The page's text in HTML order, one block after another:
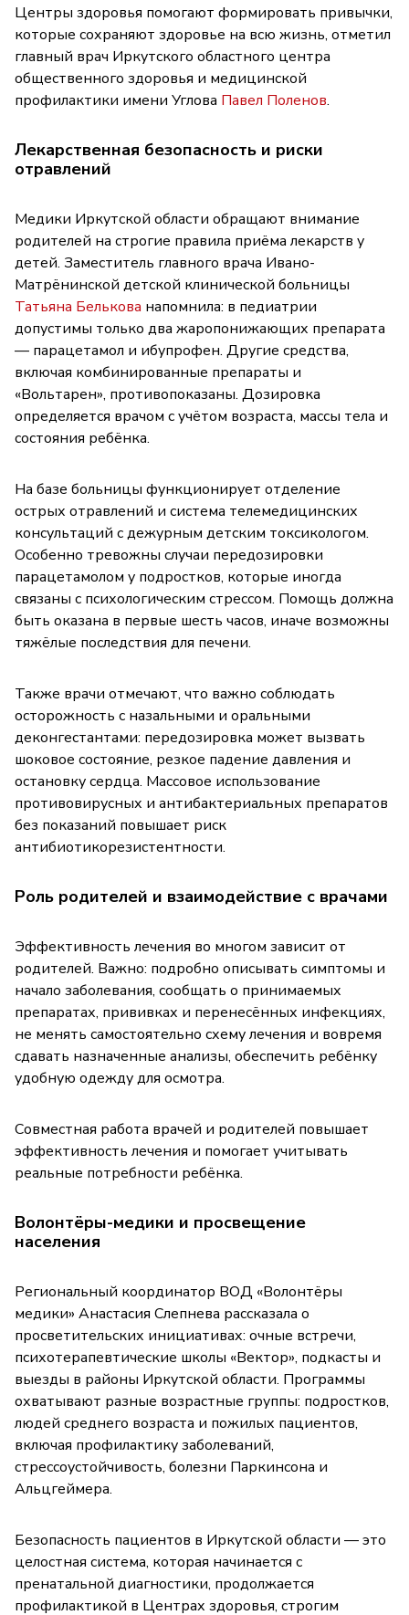
Центры здоровья помогают формировать привычки,
которые сохраняют здоровье на всю жизнь, отметил
главный врач Иркутского областного центра
общественного здоровья и медицинской
профилактики имени Углова Павел Поленов.
Лекарственная безопасность и риски
отравлений
Медики Иркутской области обращают внимание
родителей на строгие правила приёма лекарств у
детей. Заместитель главного врача Ивано-
Матрёнинской детской клинической больницы
Татьяна Белькова напомнила: в педиатрии
допустимы только два жаропонижающих препарата
— парацетамол и ибупрофен. Другие средства,
включая комбинированные препараты и
«Вольтарен», противопоказаны. Дозировка
определяется врачом с учётом возраста, массы тела и
состояния ребёнка.
На базе больницы функционирует отделение
острых отравлений и система телемедицинских
консультаций с дежурным детским токсикологом.
Особенно тревожны случаи передозировки
парацетамолом у подростков, которые иногда
связаны с психологическим стрессом. Помощь должна
быть оказана в первые шесть часов, иначе возможны
тяжёлые последствия для печени.
Также врачи отмечают, что важно соблюдать
осторожность с назальными и оральными
деконгестантами: передозировка может вызвать
шоковое состояние, резкое падение давления и
остановку сердца. Массовое использование
противовирусных и антибактериальных препаратов
без показаний повышает риск
антибиотикорезистентности.
Роль родителей и взаимодействие с врачами
Эффективность лечения во многом зависит от
родителей. Важно: подробно описывать симптомы и
начало заболевания, сообщать о принимаемых
препаратах, прививках и перенесённых инфекциях,
не менять самостоятельно схему лечения и вовремя
сдавать назначенные анализы, обеспечить ребёнку
удобную одежду для осмотра.
Совместная работа врачей и родителей повышает
эффективность лечения и помогает учитывать
реальные потребности ребёнка.
Волонтёры-медики и просвещение
населения
Региональный координатор ВОД «Волонтёры
медики» Анастасия Слепнева рассказала о
просветительских инициативах: очные встречи,
психотерапевтические школы «Вектор», подкасты и
выезды в районы Иркутской области. Программы
охватывают разные возрастные группы: подростков,
людей среднего возраста и пожилых пациентов,
включая профилактику заболеваний,
стрессоустойчивость, болезни Паркинсона и
Альцгеймера.
Безопасность пациентов в Иркутской области — это
целостная система, которая начинается с
пренатальной диагностики, продолжается
профилактикой в Центрах здоровья, строгим